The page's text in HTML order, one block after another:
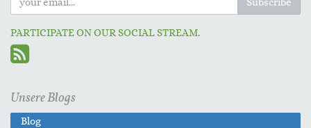
Subscribe
PARTICIPATE ON OUR SOCIAL STREAM.
Unsere Blogs
Blog